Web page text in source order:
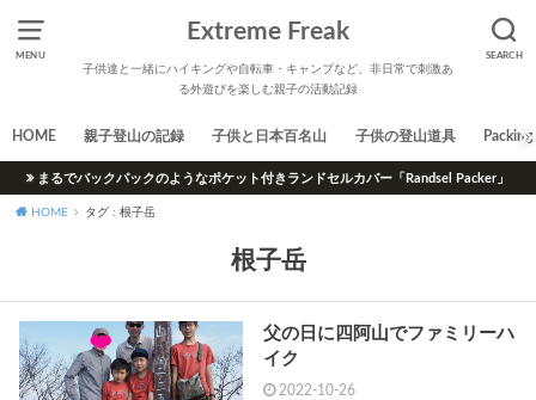
MENU SEARCH
Extreme Freak
子供達と一緒にハイキングや自転車・キャンプなど、非日常で刺激あ
る外遊びを楽しむ親子の活動記録
HOME 親子登山の記録 子供と日本百名山 子供の登山道具 Packing
まるでバックパックのようなポケット付きランドセルカバー「Randsel Packer」
HOME タグ : 根子岳
根子岳
父の日に四阿山でファミリーハ
イク
2022-10-26